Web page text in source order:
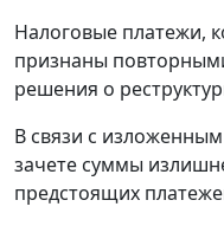
Налоговые платежи,
признаны
решения о
В связи с
зачете суммы
предстоящих